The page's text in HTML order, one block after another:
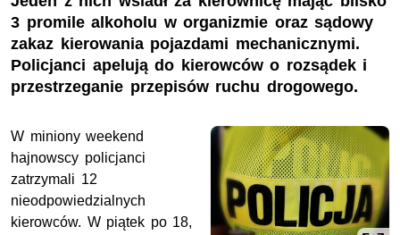
3 promile alkoholu w organizmie oraz sądowy
zakaz kierowania pojazdami mechanicznymi.
Policjanci apelują do kierowców o rozsądek i
przestrzeganie przepisów ruchu drogowego.
W miniony weekend
hajnowscy policjanci
zatrzymali 12
nieodpowiedzialnych
kierowców. W piątek po 18,